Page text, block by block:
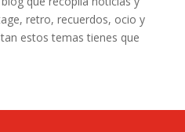
retro, recuerdos, ocio y
estos temas tienes que